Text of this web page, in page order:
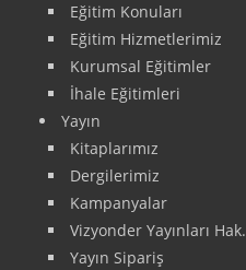
Eğitim Konuları
Eğitim Hizmetlerimiz
Kurumsal Eğitimler
İhale Eğitimleri
Yayın
Kitaplarımız
Dergilerimiz
Kampanyalar
Vizyonder Yayınları Hak.
Yayın Sipariş